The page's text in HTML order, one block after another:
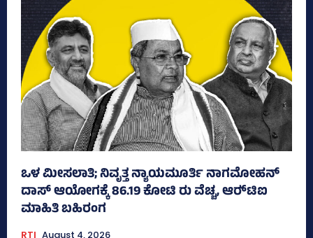
ಒಳ ಮೀಸಲಾತಿ; ನಿವೃತ್ತ ನ್ಯಾಯಮೂರ್ತಿ ನಾಗಮೋಹನ್
ದಾಸ್ ಆಯೋಗಕ್ಕೆ 86.19 ಕೋಟಿ ರು ವೆಚ್ಚ, ಆರ್‍‌ಟಿಐ
ಮಾಹಿತಿ ಬಹಿರಂಗ
RTI August 4, 2026